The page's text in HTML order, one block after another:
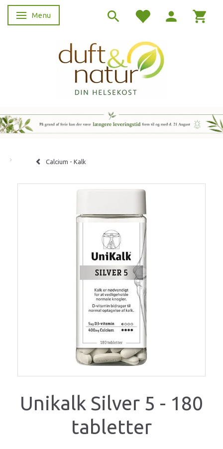
Skifte navigation
Menu
Calcium - Kalk
Unikalk Silver 5 - 180
tabletter